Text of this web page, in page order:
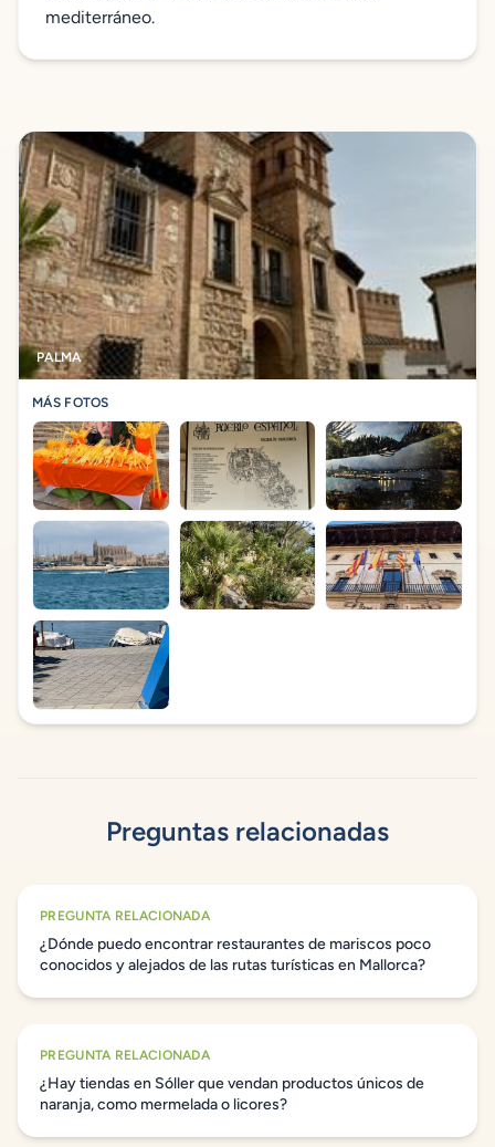
mediterráneo.
PALMA
MÁS FOTOS
Preguntas relacionadas
PREGUNTA RELACIONADA
¿Dónde puedo encontrar restaurantes de mariscos poco
conocidos y alejados de las rutas turísticas en Mallorca?
PREGUNTA RELACIONADA
¿Hay tiendas en Sóller que vendan productos únicos de
naranja, como mermelada o licores?